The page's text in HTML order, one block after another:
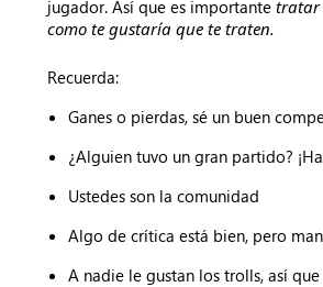
jugador. Así que es importantetratar
como te gustaría que te traten.
Recuerda:
Ganes o pierdas, sé un buen
¿Alguien tuvo un gran partido?
Ustedes son la comunidad
Algo de crítica está bien, pero
A nadie le gustan los trolls, así que